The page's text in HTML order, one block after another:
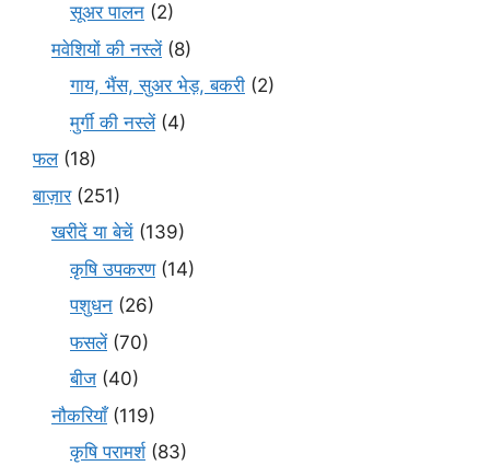
सूअर पालन (2)
मवेशियों की नस्लें(8)
गाय, भैंस, सुअर भेड़, बकरी (2)
मुर्गी की नस्लें(4)
फल(18)
बाज़ार(251)
खरीदें या बेचें (139)
कृषि उपकरण(14)
पशुधन (26)
फसलें(70)
बीज (40)
नौकरियाँ(119)
कृषि परामर्श(83)